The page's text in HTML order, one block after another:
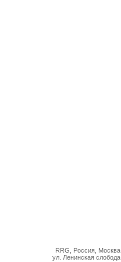
RRG, Россия, Москва,
ул. Ленинская слобода,